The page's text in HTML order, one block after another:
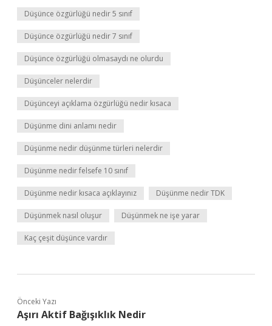
Düşünce özgürlüğü nedir 5 sınıf
Düşünce özgürlüğü nedir 7 sınıf
Düşünce özgürlüğü olmasaydı ne olurdu
Düşünceler nelerdir
Düşünceyi açıklama özgürlüğü nedir kısaca
Düşünme dini anlamı nedir
Düşünme nedir düşünme türleri nelerdir
Düşünme nedir felsefe 10 sınıf
Düşünme nedir kısaca açıklayınız Düşünme nedir TDK
Düşünmek nasıl oluşur Düşünmek ne işe yarar
Kaç çeşit düşünce vardır
Önceki Yazı
Aşırı Aktif Bağışıklık Nedir